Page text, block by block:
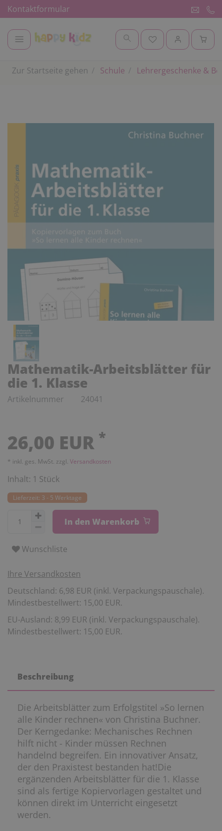
Kontaktformular
Zur Startseite gehen Schule Lehrergeschenke &
Mathematik-Arbeitsblätter für
die 1. Klasse
Artikelnummer 24041
26,00 EUR *
* inkl. ges. MwSt. zzgl. Versandkosten
Inhalt: 1 Stück
Lieferzeit: 3 - 5 Werktage
In den Warenkorb
Wunschliste
Ihre Versandkosten
Deutschland: 6,98 EUR (inkl. Verpackungspauschale).
Mindestbestellwert: 15,00 EUR.
EU-Ausland: 8,99 EUR (inkl. Verpackungspauschale).
Mindestbestellwert: 15,00 EUR.
Beschreibung
Die Arbeitsblätter zum Erfolgstitel »So lernen
alle Kinder rechnen« von Christina Buchner.
Der Kerngedanke: Mechanisches Rechnen
hilft nicht - Kinder müssen Rechnen
handelnd begreifen. Ein innovativer Ansatz,
der den Praxistest bestanden hat!Die
ergänzenden Arbeitsblätter für die 1. Klasse
sind als fertige Kopiervorlagen gestaltet und
können direkt im Unterricht eingesetzt
werden.